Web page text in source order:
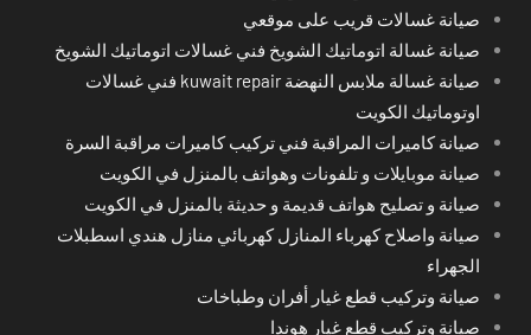
صيانة غسالات قريب على موقعي
صيانة غسالة اتوماتيك الشويخ فني غسالات اتوماتيك الشويخ
صيانة غسالة ملابس النهضة kuwait repair فني غسالات
اوتوماتيك الكويت
صيانة كاميرات المراقبة فني تركيب كاميرات مراقبة السرة
صيانة موبايلات و تلفونات وهواتف بالمنزل في الكويت
صيانة و تصليح هواتف قديمة و حديثة بالمنزل في الكويت
صيانة واصلاح كهرباء المنازل كهربائي منازل هندي اسطبلات
الجهراء
صيانة وتركيب قطع غيار أفران وطباخات
صيانة وتركيب قطع غيار هوندا